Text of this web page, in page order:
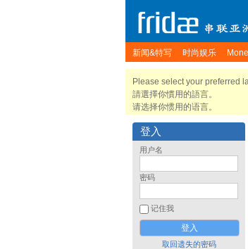
新闻&特写 时尚娱乐
Please select your preferred
請選擇你慣用的語言。
请选择你惯用的语言。
登入
用户名
密码
记住我
取回遗失的密码